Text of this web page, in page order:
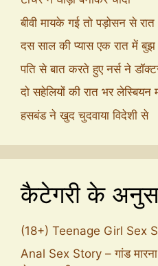
बीवी मायके गई तो पड़ोसन से
दस साल की प्यास एक रात में बुझ
पति से बात करते हुए नर्स ने
दो सहेलियों की रात भर लेस्बियन
हसबंड ने खुद चुदवाया विदेशी से
कैटेगरी के
(18+) Teenage Girl Sex
Anal Sex Story – गांड मारना